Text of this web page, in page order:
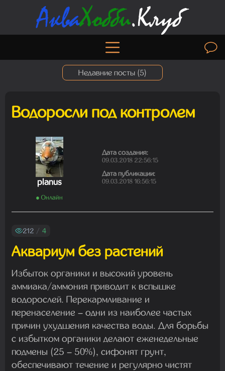
Недавние посты (5)
01.08.2026 19:41:26
Madam
22.07.2026 19:16:45
Madam
19.07.2026 08:27:00
Водоросли под контролем
planus
● Онлайн
Дата создания:
09.03.2018 22:56:15
Дата публикации:
09.03.2018 16:56:15
212 / 4
Аквариум без растений
Избыток органики и высокий уровень
аммиака/аммония приводит к вспышке
водорослей. Перекармливание и
перенаселение – одни из наиболее частых
причин ухудшения качества воды. Для борьбы
с избытком органики делают еженедельные
подмены (25 – 50%), сифонят грунт,
обеспечивают течение и регулярно чистят